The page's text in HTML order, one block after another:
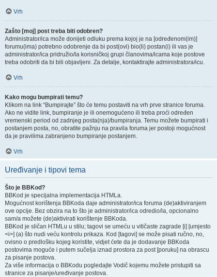
Vrh
Zašto [moj] post treba biti odobren?
Administrator/ica može donijeti odluku prema kojoj je na [određenom(im)]
forumu(ima) potrebno odobrenje da bi post(ovi) bio(li) postan(i) ili vas je
administrator/ica pridružio/la korisničkoj grupi članovima/icama koje postove
treba odobriti da bi bili objavljeni. Za detalje, kontaktirajte administratora/icu.
Vrh
Kako mogu bumpirati temu?
Klikom na link “Bumpirajte” što će temu postaviti na vrh prve stranice foruma.
Ako ne vidite link, bumpiranje je ili onemogućeno ili treba proći određen
vremenski period od zadnjeg posta(nja)/bumpiranja. Temu možete bumpirati i
postanjem posta, no, obratite pažnju na pravila foruma jer postoji mogućnost
da je pravilima zabranjeno bumpiranje postanjem.
Vrh
Uređivanje i tipovi tema
Što je BBKod?
BBKod je specijalna implementacija HTMLa.
Mogućnost korištenja BBKoda daje administrator/ica foruma (de)aktiviranjem
ove opcije. Bez obzira na to što je administrator/ica odredio/la, opcionalno
sam/a možete (de)aktivirati korištenje BBKoda.
BBKod je sličan HTMLu u stilu; tagovi se umeću u vitičaste zagrade [i] [umjesto
<i>] (a) što nudi veću kontrolu prikaza. Kod [tagovi] se može pisati ručno, no,
ovisno o predlošku kojeg koristite, vidjet ćete da je dodavanje BBKoda
postovima moguće i putem sučelja iznad prostora za post [poruku] na obrascu
za pisanje postova.
Za više informacija o BBKodu pogledajte Vodič kojemu možete pristupiti sa
stranice za pisanje/uređivanje postova.